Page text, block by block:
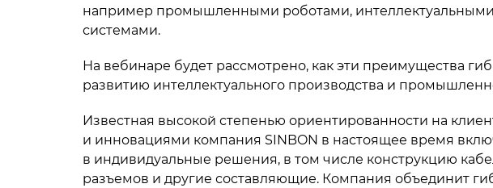
например промышленными роботами,
системами.
На вебинаре будет рассмотрено, как эти преимущества
развитию интеллектуального производства и
Известная высокой степенью ориентированности на
и инновациями компания SINBON в настоящее время
в индивидуальные решения, в том числе конструкцию
разъемов и другие составляющие. Компания объединит